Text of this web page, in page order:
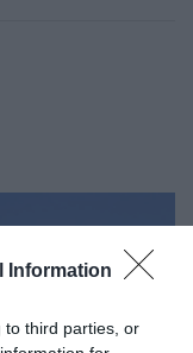
Information
to third parties, or